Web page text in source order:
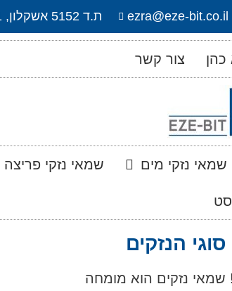
ezra@eze-bit.co.il ת.ד 5152 אשקלון, 7815101
כהן צור קשר
שמאי נזקי מים שמאי נזקי פריצה
הנזקים
שמאי נזקים הוא מומחה